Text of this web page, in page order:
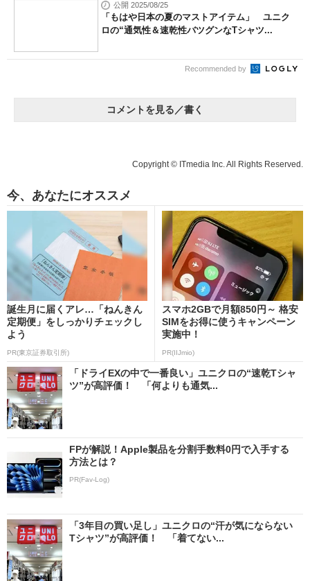
公開 2025/08/25
「もはや日本の夏のマストアイテム」 ユニク
ロの“通気性＆速乾性バツグンなTシャツ...
Recommended by
コメントを見る／書く
Copyright © ITmedia Inc. All Rights Reserved.
今、あなたにオススメ
誕生月に届くアレ…「ねんきん
定期便」をしっかりチェックし
よう
PR(東京証券取引所)
スマホ2GBで月額850円～ 格安
SIMをお得に使うキャンペーン
実施中！
PR(IIJmio)
「ドライEXの中で一番良い」ユニクロの“速乾Tシャ
ツ”が高評価！ 「何よりも通気...
FPが解説！Apple製品を分割手数料0円で入手する
方法とは？
PR(Fav-Log)
「3年目の買い足し」ユニクロの“汗が気にならない
Tシャツ”が高評価！ 「着てない...